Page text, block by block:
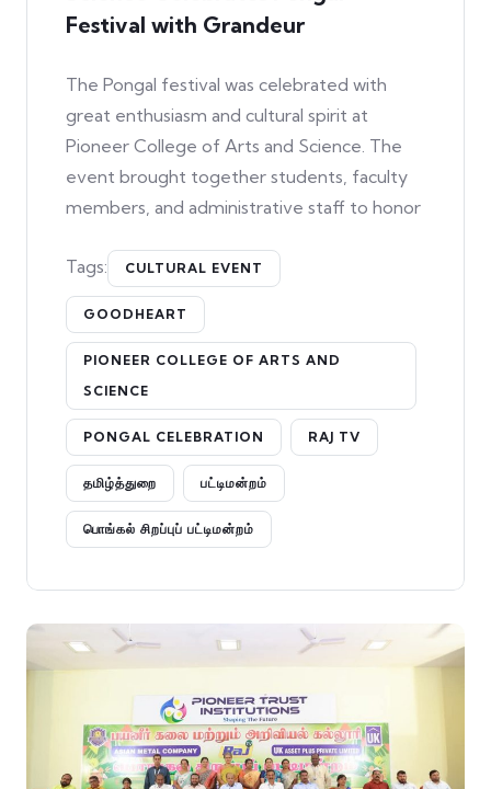
Festival with Grandeur
The Pongal festival was celebrated with
great enthusiasm and cultural spirit at
Pioneer College of Arts and Science. The
event brought together students, faculty
members, and administrative staff to honor
Tags: CULTURAL EVENT
GOODHEART
PIONEER COLLEGE OF ARTS AND
SCIENCE
PONGAL CELEBRATION RAJ TV
தமிழ்த்துறை பட்டிமன்றம்
பொங்கல் சிறப்புப் பட்டிமன்றம்